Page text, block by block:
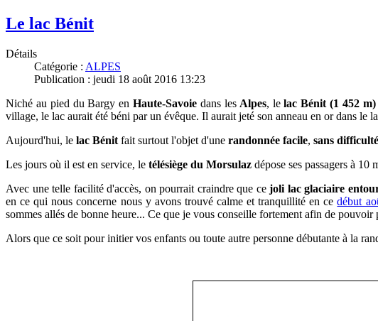
Le lac Bénit
Détails
Catégorie : ALPES
Publication : jeudi 18 août 2016 13:23
Niché au pied du Bargy enHaute-Savoie dans lesAlpes, lelac Bénit (1 452 m)
village, le lac aurait été béni par un évêque. Il aurait jeté son anneau en or dans le
Aujourd'hui, le lac Bénit fait surtout l'objet d'une randonnée facile, sans
Les jours où il est en service, le télésiège du Morsulaz dépose ses passagers à
Avec une telle facilité d'accès, on pourrait craindre que ce joli lac glaciaire
en ce qui nous concerne nous y avons trouvé calme et tranquillité en cedébut
sommes allés de bonne heure... Ce que je vous conseille fortement afin de pouvoir
Alors que ce soit pour initier vos enfants ou toute autre personne débutante à la